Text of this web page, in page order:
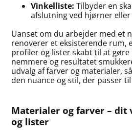
Vinkelliste: Tilbyder en
afslutning ved hjørner eller
Uanset om du arbejder med et
renoverer et eksisterende rum,
profiler og lister skabt til at gøre
nemmere og resultatet
udvalg af farver og materialer,
den nuance og stil, der passer
Materialer og farver – dit
og lister